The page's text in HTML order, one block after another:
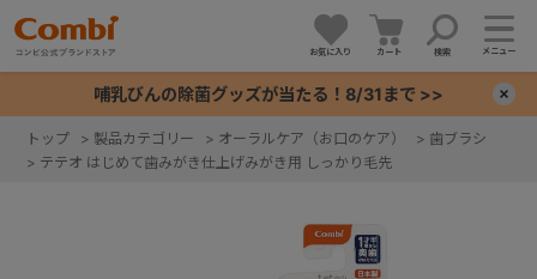
お気に入り カート 検索 メニュー
哺乳びんの除菌グッズが当たる！8/31まで >>
トップ > 製品カテゴリー > オーラルケア（お口のケア） > 歯ブラシ
> テテオ はじめて歯みがき仕上げみがき用 しっかり毛先